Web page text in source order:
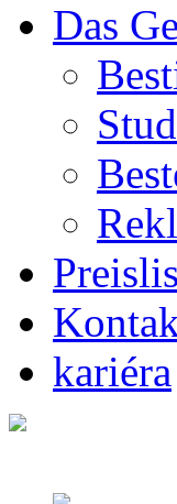
Das
kariéra